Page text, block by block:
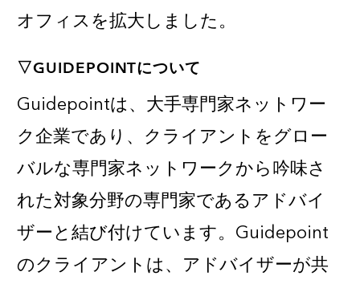
オフィスを拡大しました。
▽GUIDEPOINTについて
Guidepointは、大手専門家ネットワー
ク企業であり、クライアントをグロー
バルな専門家ネットワークから吟味さ
れた対象分野の専門家であるアドバイ
ザーと結び付けています。Guidepoint
のクライアントは、アドバイザーが共